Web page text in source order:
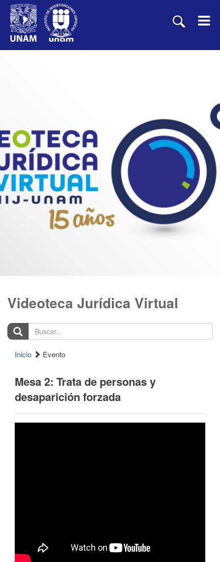
Videoteca Jurídica Virtual
Buscar...
Inicio Evento
Mesa 2: Trata de personas y
desaparición forzada